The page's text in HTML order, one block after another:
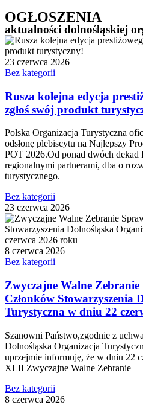
OGŁOSZENIA
aktualności dolnośląskiej
23 czerwca 2026
Bez kategorii
Rusza kolejna edycja
zgłoś swój produkt
Polska Organizacja Turystyczna
odsłonę plebiscytu na Najlepszy
POT 2026.Od ponad dwóch dekad
regionalnymi partnerami, dba o
turystycznego.
Bez kategorii
23 czerwca 2026
8 czerwca 2026
Bez kategorii
Zwyczajne Walne Zebranie
Członków Stowarzyszenia
Turystyczna w dniu 22
Szanowni Państwo,zgodnie z
Dolnośląska Organizacja
uprzejmie informuję, że w dniu 22
XLII Zwyczajne Walne Zebranie
Bez kategorii
8 czerwca 2026